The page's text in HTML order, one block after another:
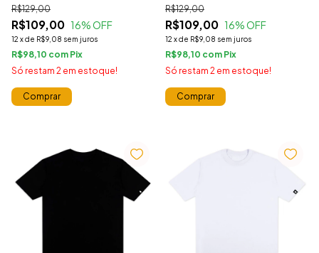
R$109,00
R$129,00
16% OFF
12 xde R$9,08 sem juros
R$98,10 com
Só restam 2 em estoque!
Comprar
R$109,00
R$129,00
16% OFF
12 xde R$9,08 sem juros
R$98,10 com
Só restam 2 em estoque!
Comprar